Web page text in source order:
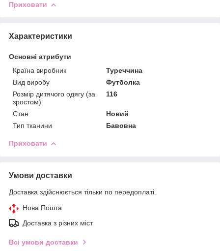
Приховати
Характеристики
Основні атрибути
Країна виробник
Туреччина
Вид виробу
Футболка
Розмір дитячого одягу (за
зростом)
116
Стан
Новий
Тип тканини
Бавовна
Приховати
Умови доставки
Доставка здійснюється тільки по передоплаті.
Нова Пошта
Доставка з різних міст
Всі умови доставки